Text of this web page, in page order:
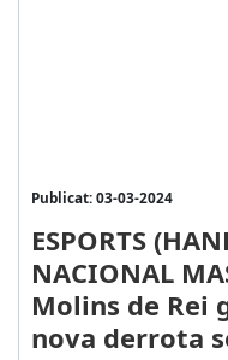
Publicat: 03-03-2024
ESPORTS
NACIONAL
Molins de Rei
nova derrota